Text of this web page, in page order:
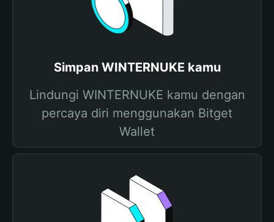
Simpan WINTERNUKE kamu
Lindungi WINTERNUKE kamu dengan
percaya diri menggunakan Bitget
Wallet